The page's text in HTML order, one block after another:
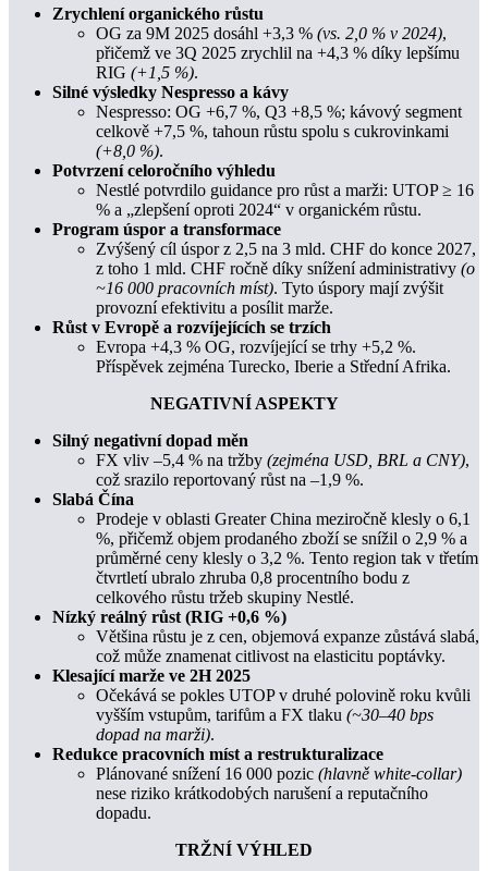
Zrychlení organického růstu
OG za 9M 2025 dosáhl +3,3 % (vs. 2,0 % v 2024),
přičemž ve 3Q 2025 zrychlil na +4,3 % díky lepšímu
RIG (+1,5 %).
Silné výsledky Nespresso a kávy
Nespresso: OG +6,7 %, Q3 +8,5 %; kávový segment
celkově +7,5 %, tahoun růstu spolu s cukrovinkami
(+8,0 %).
Potvrzení celoročního výhledu
Nestlé potvrdilo guidance pro růst a marži: UTOP ≥ 16
% a „zlepšení oproti 2024“ v organickém růstu.
Program úspor a transformace
Zvýšený cíl úspor z 2,5 na 3 mld. CHF do konce 2027,
z toho 1 mld. CHF ročně díky snížení administrativy (o
~16 000 pracovních míst). Tyto úspory mají zvýšit
provozní efektivitu a posílit marže.
Růst v Evropě a rozvíjejících se trzích
Evropa +4,3 % OG, rozvíjející se trhy +5,2 %.
Příspěvek zejména Turecko, Iberie a Střední Afrika.
NEGATIVNÍ ASPEKTY
Silný negativní dopad měn
FX vliv –5,4 % na tržby (zejména USD, BRL a CNY),
což srazilo reportovaný růst na –1,9 %.
Slabá Čína
Prodeje v oblasti Greater China meziročně klesly o 6,1
%, přičemž objem prodaného zboží se snížil o 2,9 % a
průměrné ceny klesly o 3,2 %. Tento region tak v třetím
čtvrtletí ubralo zhruba 0,8 procentního bodu z
celkového růstu tržeb skupiny Nestlé.
Nízký reálný růst (RIG +0,6 %)
Většina růstu je z cen, objemová expanze zůstává slabá,
což může znamenat citlivost na elasticitu poptávky.
Klesající marže ve 2H 2025
Očekává se pokles UTOP v druhé polovině roku kvůli
vyšším vstupům, tarifům a FX tlaku (~30–40 bps
dopad na marži).
Redukce pracovních míst a restrukturalizace
Plánované snížení 16 000 pozic (hlavně white-collar)
nese riziko krátkodobých narušení a reputačního
dopadu.
TRŽNÍ VÝHLED